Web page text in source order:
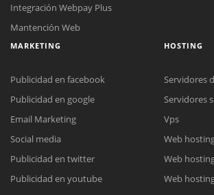
Reunión online
Nuestros ejecutivos le enviarán un correo
Chat Online
Integración Webpay Plus
Mantención Web
MARKETING
Publicidad en facebook
Publicidad en google
Email Marketing
Social media
Publicidad en twitter
Publicidad en youtube
HOSTING
Servidores
Servidores
Vps
Web
Web
Web